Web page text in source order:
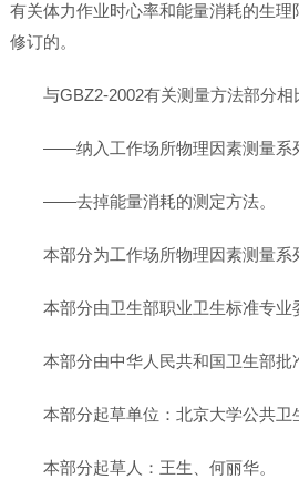
有关体力作业时心率和能量消耗的生理
修订的。
与GBZ2-2002有关测量方法部分相
——纳入工作场所物理因素测量系
——去掉能量消耗的测定方法。
本部分为工作场所物理因素测量系
本部分由卫生部职业卫生标准专业
本部分由中华人民共和国卫生部批
本部分起草单位：北京大学公共卫
本部分起草人：王生、何丽华。